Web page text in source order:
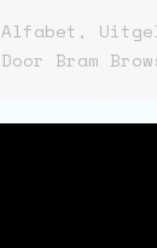
Alfabet ,
Door Bram